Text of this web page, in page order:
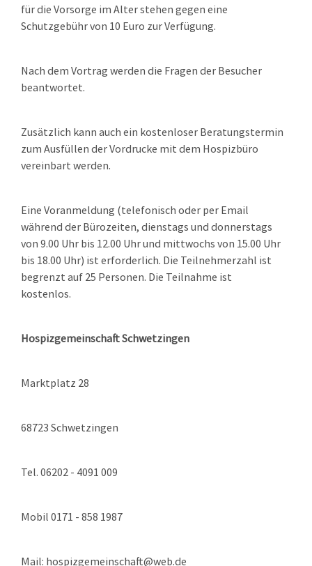
für die Vorsorge im Alter stehen gegen eine
Schutzgebühr von 10 Euro zur Verfügung.
Nach dem Vortrag werden die Fragen der Besucher
beantwortet.
Zusätzlich kann auch ein kostenloser Beratungstermin
zum Ausfüllen der Vordrucke mit dem Hospizbüro
vereinbart werden.
Eine Voranmeldung (telefonisch oder per Email
während der Bürozeiten, dienstags und donnerstags
von 9.00 Uhr bis 12.00 Uhr und mittwochs von 15.00 Uhr
bis 18.00 Uhr) ist erforderlich. Die Teilnehmerzahl ist
begrenzt auf 25 Personen. Die Teilnahme ist
kostenlos.
Hospizgemeinschaft Schwetzingen
Marktplatz 28
68723 Schwetzingen
Tel. 06202 - 4091 009
Mobil 0171 - 858 1987
Mail: hospizgemeinschaft@web.de